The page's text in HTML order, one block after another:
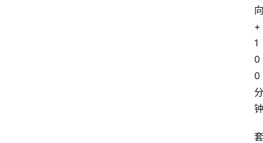
向
+
1
0
0
分
钟
套